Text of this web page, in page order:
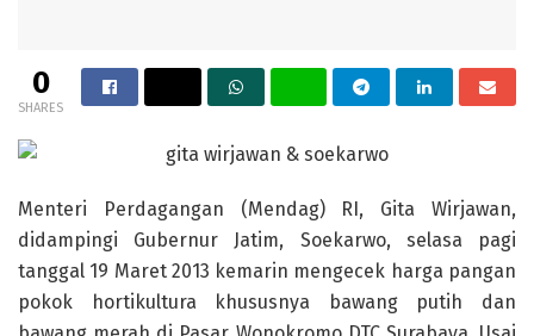
0
SHARES
Menteri Perdagangan (Mendag) RI, Gita Wirjawan,
didampingi Gubernur Jatim, Soekarwo, selasa pagi
tanggal 19 Maret 2013 kemarin mengecek harga pangan
pokok hortikultura khususnya bawang putih dan